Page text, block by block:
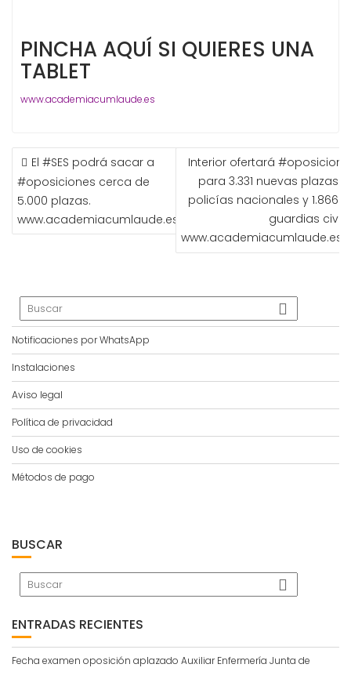
PINCHA AQUÍ SI QUIERES UNA
TABLET
www.academiacumlaude.es
NAVEGACIÓN
DE
ENTRADAS
El #SES podrá sacar a
#oposiciones cerca de
5.000 plazas.
www.academiacumlaude.es
Interior ofertará
para 3.331 nuevas plazas
policías nacionales y 1.866
guardias
www.academiacumlaude.es
Notificaciones por WhatsApp
Instalaciones
Aviso legal
Política de privacidad
Uso de cookies
Métodos de pago
BUSCAR
ENTRADAS RECIENTES
Fecha examen oposición aplazado Auxiliar Enfermería Junta de